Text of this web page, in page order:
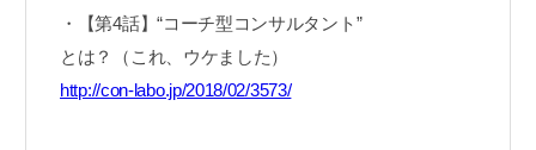
・【第4話】“コーチ型コンサルタント”
とは？（これ、ウケました）
http://con-labo.jp/2018/02/3573/